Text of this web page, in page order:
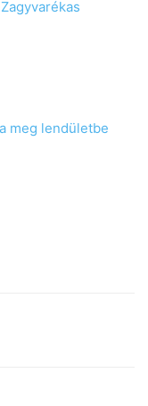
meg lendületbe